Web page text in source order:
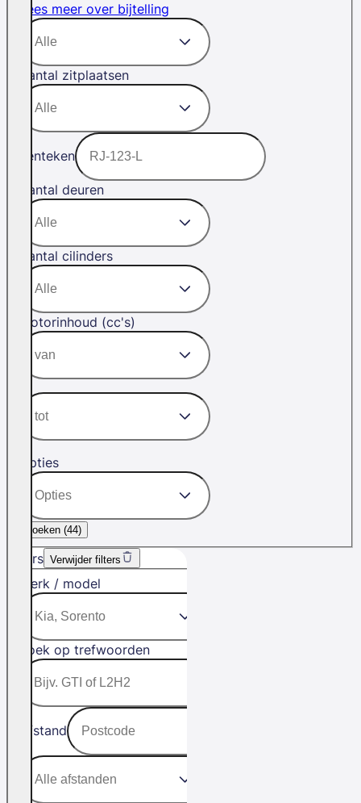
Lees meer over bijtelling
Aantal zitplaatsen
Kenteken
Aantal deuren
Aantal cilinders
Motorinhoud (cc's)
Opties
Zoeken (44)
Filters Verwijder filters
Merk / model
Zoek op trefwoorden
Afstand